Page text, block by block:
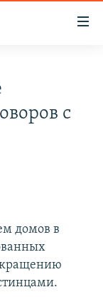
с
домов в